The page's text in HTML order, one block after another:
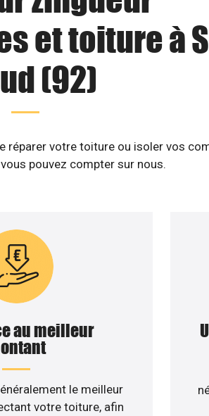
et toiture à
(92)
réparer votre toiture ou isoler vos
pouvez compter sur nous.
au meilleur
le meilleur
votre toiture, afin